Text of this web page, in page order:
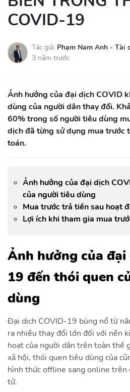
COVID-19
Tác giả: Phạm Nam Anh - Tài
3 năm trước
Ảnh hưởng của đại dịch COVID
dùng của người dân thay đổi.
60% trong số người tiêu dùng
dịch đã từng sử dụng mua trước
toán.
Ảnh hưởng của đại dịch
của người tiêu dùng
Mua trước trả tiền sau hoạt
Lợi ích khi tham gia mua
Ảnh hưởng của đại
19 đến thói quen
dùng
Đại dịch COVID-19 bùng nổ từ
ra nhiều thay đổi lớn đối với nền
hoạt của người dân trên toàn thế
xã hội, thói quen tiêu dùng của
hình thức offline sang online trên
tử.